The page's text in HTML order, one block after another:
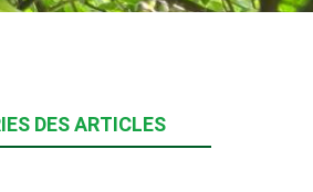
DES ARTICLES